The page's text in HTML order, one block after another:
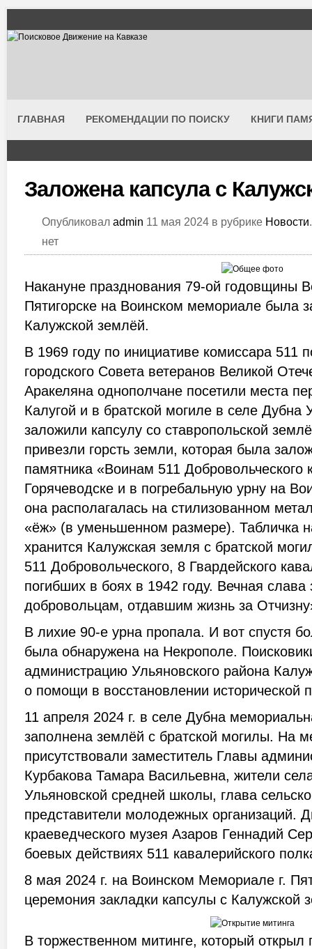
ГЛАВНАЯ РЕКОМЕНДАЦИИ ПО ПОИСКУ КНИГИ
Заложена капсула с
Опубликовал admin 11 мая 2024 в рубрике Новости
нет
Накануне празднования 79-ой годовщины
Пятигорске на Воинском мемориале была
Калужской землёй.
В 1969 году по инициативе комиссара 511
городского Совета ветеранов Великой
Аракеляна однополчане посетили места
Калугой и в братской могиле в селе Дубна
заложили капсулу со ставропольской
привезли горсть земли, которая была
памятника «Воинам 511 Добровольческого
Горячеводске и в погребальную урну на
она располагалась на стилизованном
«ёж» (в уменьшенном размере). Табличка
хранится Калужская земля с братской
511 Добровольческого, 8 Гвардейского
погибших в боях в 1942 году. Вечная
добровольцам, отдавшим жизнь за
В лихие 90-е урна пропала. И вот спустя
была обнаружена на Некрополе.
администрацию Ульяновского района
о помощи в восстановлении исторической
11 апреля 2024 г. в селе Дубна
заполнена землёй с братской могилы. На
присутствовали заместитель Главы
Курбакова Тамара Васильевна, жители
Ульяновской средней школы, глава
представители молодежных организаций.
краеведческого музея Азаров Геннадий
боевых действиях 511 кавалерийского
8 мая 2024 г. на Воинском Мемориале г.
церемония закладки капсулы с Калужской
В торжественном митинге, который открыл